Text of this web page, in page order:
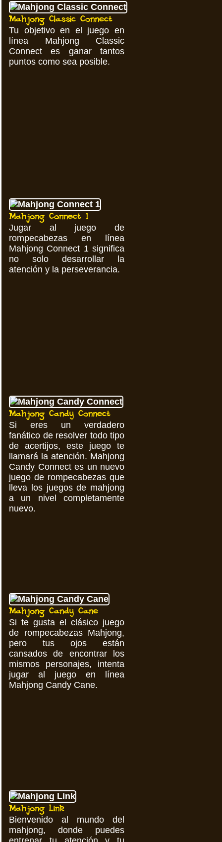
Mahjong Classic Connect
Tu objetivo en el juego en
línea Mahjong Classic
Connect es ganar tantos
puntos como sea posible.
Mahjong Connect 1
Jugar al juego de
rompecabezas en línea
Mahjong Connect 1 significa
no solo desarrollar la
atención y la perseverancia.
Mahjong Candy Connect
Si eres un verdadero
fanático de resolver todo tipo
de acertijos, este juego te
llamará la atención. Mahjong
Candy Connect es un nuevo
juego de rompecabezas que
lleva los juegos de mahjong
a un nivel completamente
nuevo.
Mahjong Candy Cane
Si te gusta el clásico juego
de rompecabezas Mahjong,
pero tus ojos están
cansados ​​de encontrar los
mismos personajes, intenta
jugar al juego en línea
Mahjong Candy Cane.
Mahjong Link
Bienvenido al mundo del
mahjong, donde puedes